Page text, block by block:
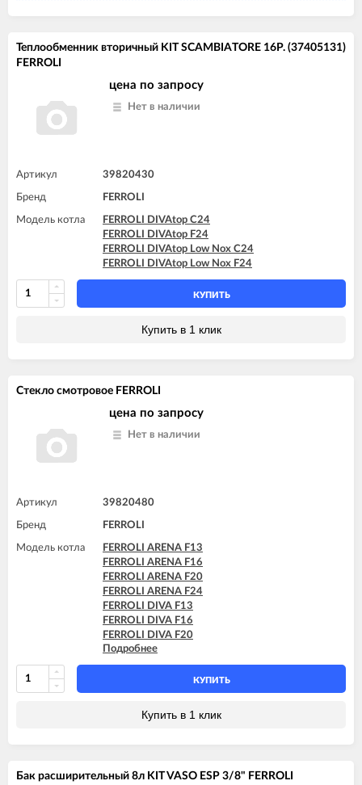
FERROLI DIVAtop micro LN F32
FERROLI DIVAtop ST C24
FERROLI DIVAtop ST F24
FERROLI DIVAtop ST F32
Теплообменник вторичный KIT SCAMBIATORE 16P. (37405131)
FERROLI
цена по запросу
Нет в наличии
Артикул 39820430
Бренд FERROLI
Модель котла
FERROLI DIVAtop C24
FERROLI DIVAtop F24
FERROLI DIVAtop Low Nox C24
FERROLI DIVAtop Low Nox F24
КУПИТЬ
Купить в 1 клик
Стекло смотровое FERROLI
цена по запросу
Нет в наличии
Артикул 39820480
Бренд FERROLI
Модель котла
FERROLI ARENA F13
FERROLI ARENA F16
FERROLI ARENA F20
FERROLI ARENA F24
FERROLI DIVA F13
FERROLI DIVA F16
FERROLI DIVA F20
FERROLI DIVA F24
FERROLI DIVA F28
FERROLI DIVA F37
FERROLI DIVA HF32
FERROLI DIVAtech D F37
Подробнее
КУПИТЬ
Купить в 1 клик
Бак расширительный 8л KIT VASO ESP 3/8" FERROLI